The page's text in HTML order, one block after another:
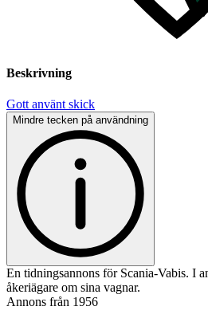
Beskrivning
Gott använt skick
Mindre tecken på användning
En tidningsannons för Scania-Vabis. I
åkeriägare om sina vagnar.
Annons från 1956